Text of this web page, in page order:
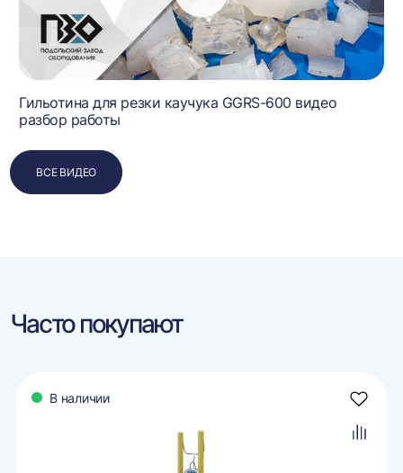
Гильотина для резки каучука GGRS-600 видео
разбор работы
ВСЕ ВИДЕО
Часто покупают
В наличии